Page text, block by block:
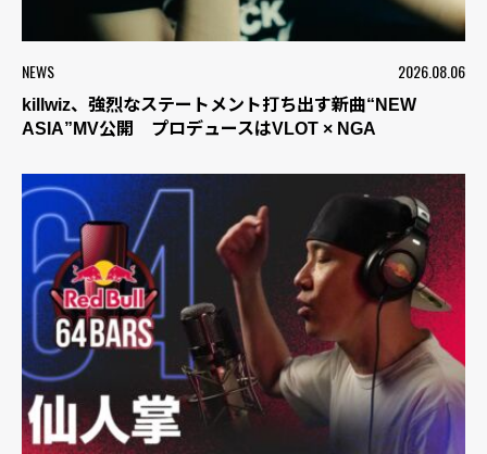
NEWS 2026.08.06
killwiz、強烈なステートメント打ち出す新曲“NEW
ASIA”MV公開 プロデュースはVLOT × NGA